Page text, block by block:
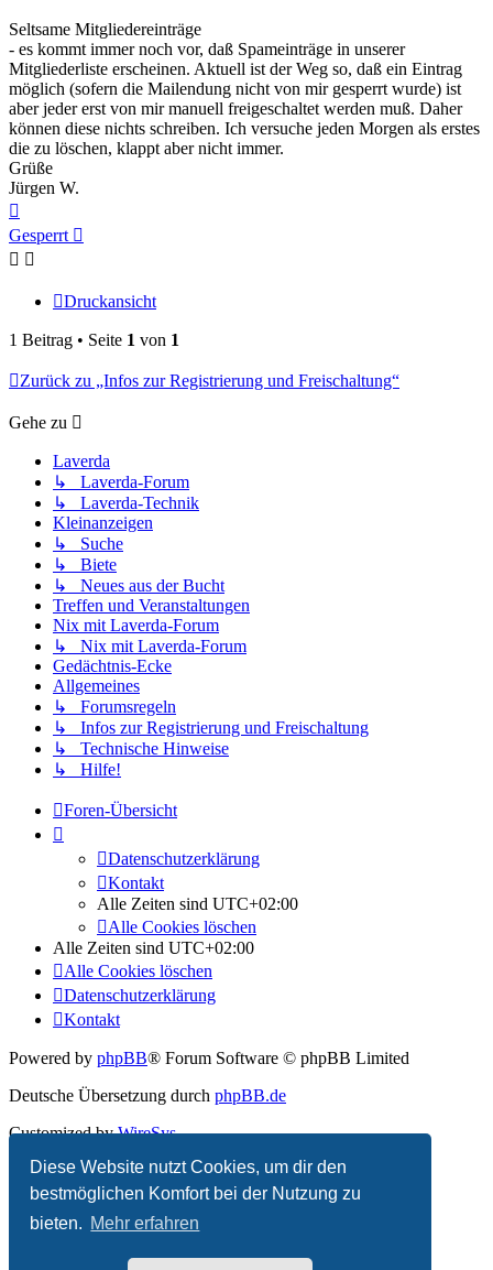
Diese Website nutzt Cookies, um dir den
bestmöglichen Komfort bei der Nutzung zu
bieten. Mehr erfahren
Seltsame Mitgliedereinträge
- es kommt immer noch vor, daß Spameinträge in unserer
Mitgliederliste erscheinen. Aktuell ist der Weg so, daß ein Eintrag
möglich (sofern die Mailendung nicht von mir gesperrt wurde) ist
aber jeder erst von mir manuell freigeschaltet werden muß. Daher
können diese nichts schreiben. Ich versuche jeden Morgen als erstes
die zu löschen, klappt aber nicht immer.
Grüße
Jürgen W.
oben
Gesperrt
Druckansicht
1 Beitrag • Seite 1 von 1
Zurück zu „Infos zur Registrierung und Freischaltung“
Gehe zu
Laverda
↳ Laverda-Forum
↳ Laverda-Technik
Kleinanzeigen
↳ Suche
↳ Biete
↳ Neues aus der Bucht
Treffen und Veranstaltungen
Nix mit Laverda-Forum
↳ Nix mit Laverda-Forum
Gedächtnis-Ecke
Allgemeines
↳ Forumsregeln
↳ Infos zur Registrierung und Freischaltung
↳ Technische Hinweise
↳ Hilfe!
Foren-Übersicht
Datenschutzerklärung
Kontakt
Alle Zeiten sind UTC+02:00
Alle Cookies löschen
Alle Zeiten sind UTC+02:00
Alle Cookies löschen
Datenschutzerklärung
Kontakt
Powered by phpBB® Forum Software © phpBB Limited
Deutsche Übersetzung durch phpBB.de
Customized byWireSys
Datenschutz |Nutzungsbedingungen